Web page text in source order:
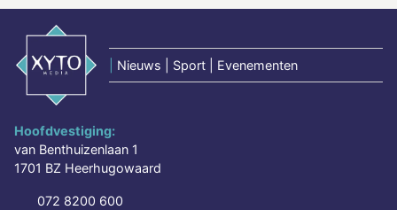
Nieuws | Sport | Evenementen
Hoofdvestiging:
van Benthuizenlaan 1
1701 BZ Heerhugowaard
072 8200 600